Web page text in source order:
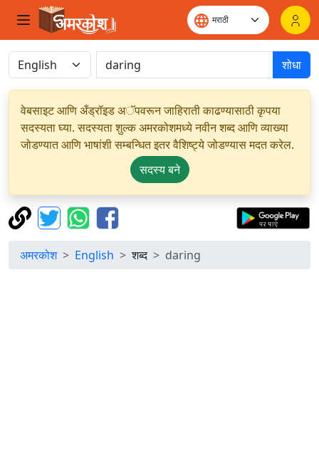
शोधा
वेबसाइट आणि अँड्रॉइड अॅपवरून जाहिराती काढण्यासाठी कृपया
सदस्यता घ्या. सदस्यता शुल्क अमरकोशमध्ये नवीन शब्द आणि व्याख्या
जोडण्यात आणि भाषांशी सम्बन्धित इतर वैशिष्ट्ये जोडण्यास मदत करेल.
सदस्य बने
अमरकोश English शब्द daring